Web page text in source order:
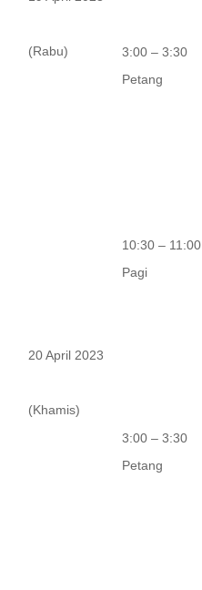
(Rabu)
3:00 – 3:30
Petang
20 April 2023
(Khamis)
10:30 – 11:00
Pagi
3:00 – 3:30
Petang